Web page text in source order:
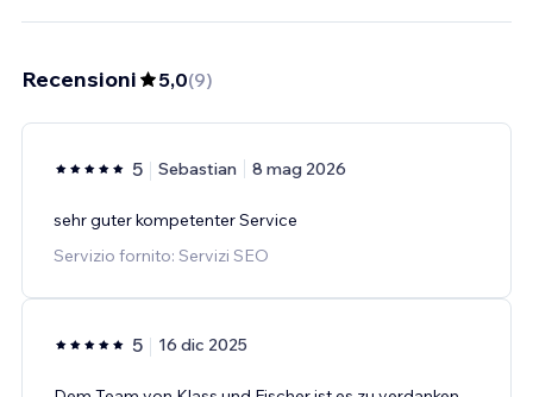
Recensioni 5,0(9)
5 Sebastian 8 mag 2026
sehr guter kompetenter Service
Servizio fornito: Servizi SEO
5 16 dic 2025